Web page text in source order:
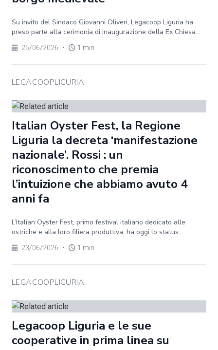
Su invito del Sindaco Giovanni Oliveri, Legacoop Liguria ha
preso parte alla cerimonia di inaugurazione della Ex Chiesa...
25/06/2026 • 1 min
LEGACOOPLIGURIA
Italian Oyster Fest, la Regione
Liguria la decreta ‘manifestazione
nazionale’. Rossi : un
riconoscimento che premia
l’intuizione che abbiamo avuto 4
anni fa
L’Italian Oyster Fest, primo festival italiano dedicato alle
ostriche e alla loro filiera produttiva, ha oggi lo status...
23/06/2026 • 1 min
LEGACOOPLIGURIA
Legacoop Liguria e le sue
cooperative in prima linea su